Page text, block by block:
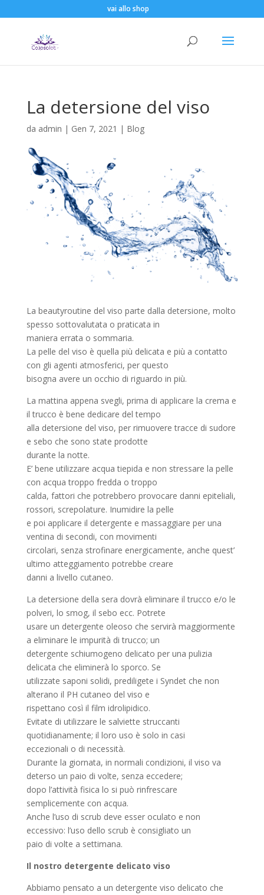
vai allo shop
La detersione del viso
da admin | Gen 7, 2021 | Blog
La beautyroutine del viso parte dalla detersione, molto
spesso sottovalutata o praticata in
maniera errata o sommaria.
La pelle del viso è quella più delicata e più a contatto
con gli agenti atmosferici, per questo
bisogna avere un occhio di riguardo in più.
La mattina appena svegli, prima di applicare la crema e
il trucco è bene dedicare del tempo
alla detersione del viso, per rimuovere tracce di sudore
e sebo che sono state prodotte
durante la notte.
E’ bene utilizzare acqua tiepida e non stressare la pelle
con acqua troppo fredda o troppo
calda, fattori che potrebbero provocare danni epiteliali,
rossori, screpolature. Inumidire la pelle
e poi applicare il detergente e massaggiare per una
ventina di secondi, con movimenti
circolari, senza strofinare energicamente, anche quest’
ultimo atteggiamento potrebbe creare
danni a livello cutaneo.
La detersione della sera dovrà eliminare il trucco e/o le
polveri, lo smog, il sebo ecc. Potrete
usare un detergente oleoso che servirà maggiormente
a eliminare le impurità di trucco; un
detergente schiumogeno delicato per una pulizia
delicata che eliminerà lo sporco. Se
utilizzate saponi solidi, prediligete i Syndet che non
alterano il PH cutaneo del viso e
rispettano così il film idrolipidico.
Evitate di utilizzare le salviette struccanti
quotidianamente; il loro uso è solo in casi
eccezionali o di necessità.
Durante la giornata, in normali condizioni, il viso va
deterso un paio di volte, senza eccedere;
dopo l’attività fisica lo si può rinfrescare
semplicemente con acqua.
Anche l’uso di scrub deve esser oculato e non
eccessivo: l’uso dello scrub è consigliato un
paio di volte a settimana.
Il nostro detergente delicato viso
Abbiamo pensato a un detergente viso delicato che